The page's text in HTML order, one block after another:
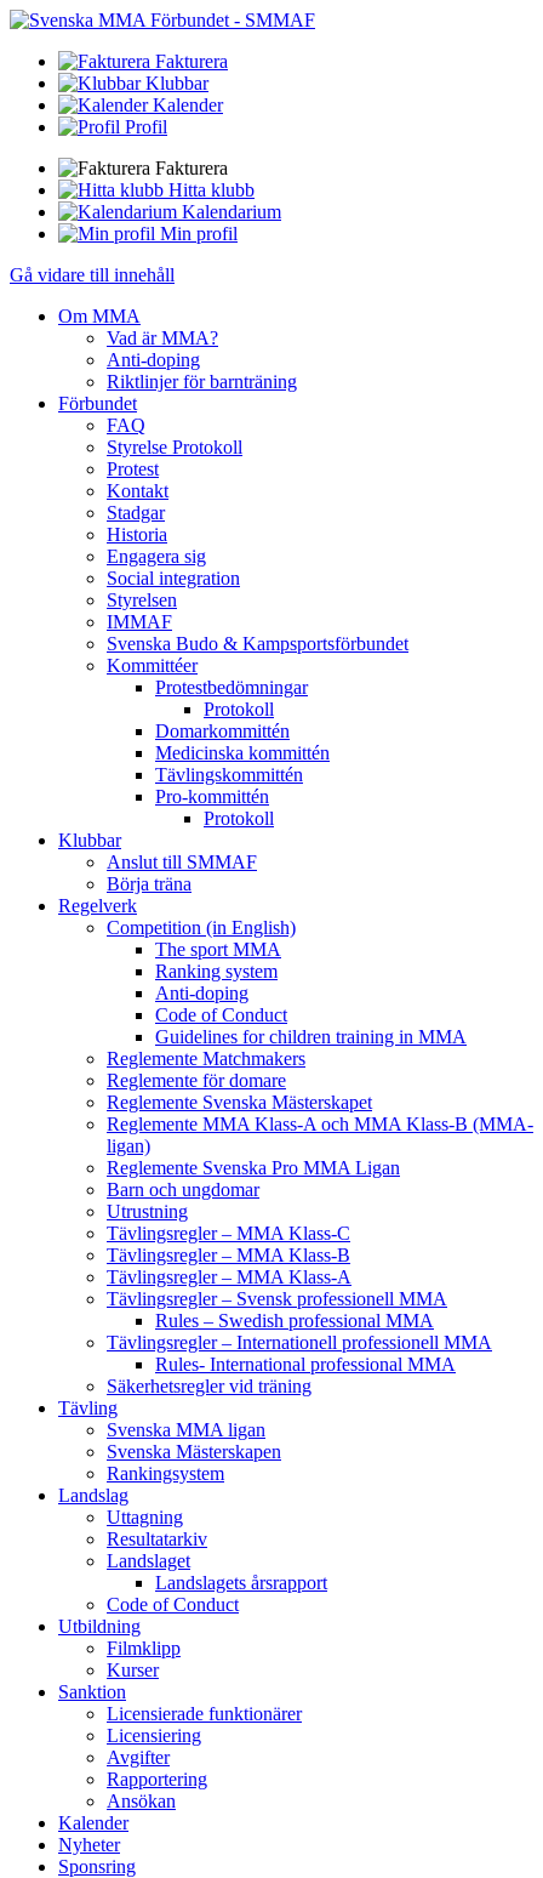
Fakturera
Klubbar
Kalender
Profil
Fakturera
Hitta klubb
Kalendarium
Min profil
Gå vidare till innehåll
Om MMA
Vad är MMA?
Anti-doping
Riktlinjer för barnträning
Förbundet
FAQ
Styrelse Protokoll
Protest
Kontakt
Stadgar
Historia
Engagera sig
Social integration
Styrelsen
IMMAF
Svenska Budo & Kampsportsförbundet
Kommittéer
Protestbedömningar
Protokoll
Domarkommittén
Medicinska kommittén
Tävlingskommittén
Pro-kommittén
Protokoll
Klubbar
Anslut till SMMAF
Börja träna
Regelverk
Competition (in English)
The sport MMA
Ranking system
Anti-doping
Code of Conduct
Guidelines for children training in MMA
Reglemente Matchmakers
Reglemente för domare
Reglemente Svenska Mästerskapet
Reglemente MMA Klass-A och MMA Klass-B (MMA-
ligan)
Reglemente Svenska Pro MMA Ligan
Barn och ungdomar
Utrustning
Tävlingsregler – MMA Klass-C
Tävlingsregler – MMA Klass-B
Tävlingsregler – MMA Klass-A
Tävlingsregler – Svensk professionell MMA
Rules – Swedish professional MMA
Tävlingsregler – Internationell professionell MMA
Rules- International professional MMA
Säkerhetsregler vid träning
Tävling
Svenska MMA ligan
Svenska Mästerskapen
Rankingsystem
Landslag
Uttagning
Resultatarkiv
Landslaget
Landslagets årsrapport
Code of Conduct
Utbildning
Filmklipp
Kurser
Sanktion
Licensierade funktionärer
Licensiering
Avgifter
Rapportering
Ansökan
Kalender
Nyheter
Sponsring